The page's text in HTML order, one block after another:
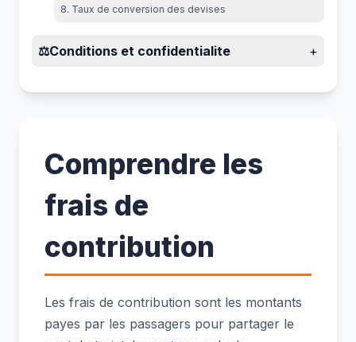
8. Taux de conversion des devises
⚖️Conditions et confidentialite +
Comprendre les
frais de
contribution
Les frais de contribution sont les montants
payes par les passagers pour partager le